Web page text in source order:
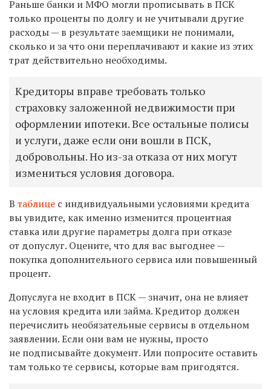
Раньше банки и МФО могли прописывать в ПСК
только проценты по долгу и не учитывали другие
расходы — в результате заемщики не понимали,
сколько и за что они переплачивают и какие из этих
трат действительно необходимы.
Кредиторы вправе требовать только
страховку заложенной недвижимости при
оформлении ипотеки. Все остальные полисы
и услуги, даже если они вошли в ПСК,
добровольны. Но из-за отказа от них могут
измениться условия договора.
В таблице с индивидуальными условиями кредита
вы увидите, как именно изменится процентная
ставка или другие параметры долга при отказе
от допуслуг. Оцените, что для вас выгоднее —
покупка дополнительного сервиса или повышенный
процент.
Допуслуга не входит в ПСК — значит, она не влияет
на условия кредита или займа. Кредитор должен
перечислить необязательные сервисы в отдельном
заявлении. Если они вам не нужны, просто
не подписывайте документ. Или попросите оставить
там только те сервисы, которые вам пригодятся.